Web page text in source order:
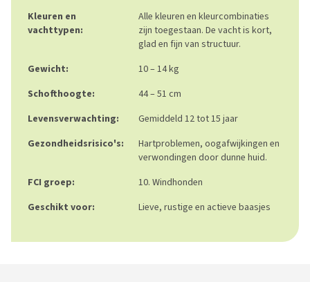
Kleuren en
vachttypen:
Alle kleuren en kleurcombinaties
zijn toegestaan. De vacht is kort,
glad en fijn van structuur.
Gewicht:
10 – 14 kg
Schofthoogte:
44 – 51 cm
Levensverwachting:
Gemiddeld 12 tot 15 jaar
Gezondheidsrisico's:
Hartproblemen, oogafwijkingen en
verwondingen door dunne huid.
FCI groep:
10. Windhonden
Geschikt voor:
Lieve, rustige en actieve baasjes